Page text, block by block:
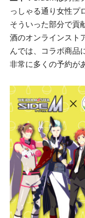
っしゃる通り女性プ
そういった部分で貢
酒のオンラインスト
んでは、コラボ商品
非常に多くの予約が